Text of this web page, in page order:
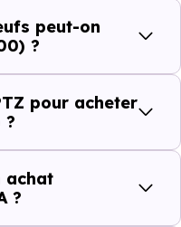
concrets pour habiter
à Saverne
Voici les repères de
immobilier à Saverne
peut-on
?
pour acheter
?
achat
?